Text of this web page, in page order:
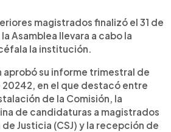
magistrados finalizó el 31 de
Asamblea llevara a cabo la
la institución.
aprobó su informe trimestral de
20242, en el que destacó entre
de la Comisión, la
de candidaturas a magistrados
Justicia (CSJ) y la recepción de